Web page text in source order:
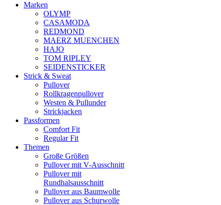
Marken
OLYMP
CASAMODA
REDMOND
MAERZ MUENCHEN
HAJO
TOM RIPLEY
SEIDENSTICKER
Strick & Sweat
Pullover
Rollkragenpullover
Westen & Pullunder
Strickjacken
Passformen
Comfort Fit
Regular Fit
Themen
Große Größen
Pullover mit V-Ausschnitt
Pullover mit
Rundhalsausschnitt
Pullover aus Baumwolle
Pullover aus Schurwolle